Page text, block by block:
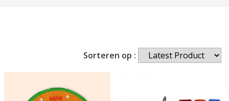
Sorteren op :